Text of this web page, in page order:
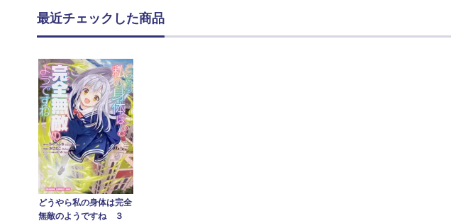
最近チェックした商品
どうやら私の身体は完全
無敵のようですね ３